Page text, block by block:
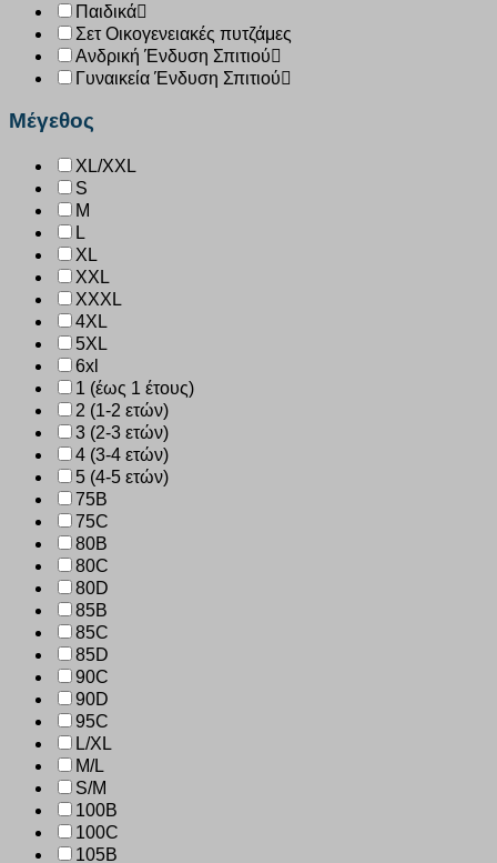
Παιδικά
Σετ Οικογενειακές πυτζάμες
Ανδρική Ένδυση Σπιτιού
Γυναικεία Ένδυση Σπιτιού
Μέγεθος
XL/XXL
S
M
L
XL
XXL
XXXL
4XL
5XL
6xl
1 (έως 1 έτους)
2 (1-2 ετών)
3 (2-3 ετών)
4 (3-4 ετών)
5 (4-5 ετών)
75B
75C
80B
80C
80D
85B
85C
85D
90C
90D
95C
L/XL
M/L
S/M
100B
100C
105B